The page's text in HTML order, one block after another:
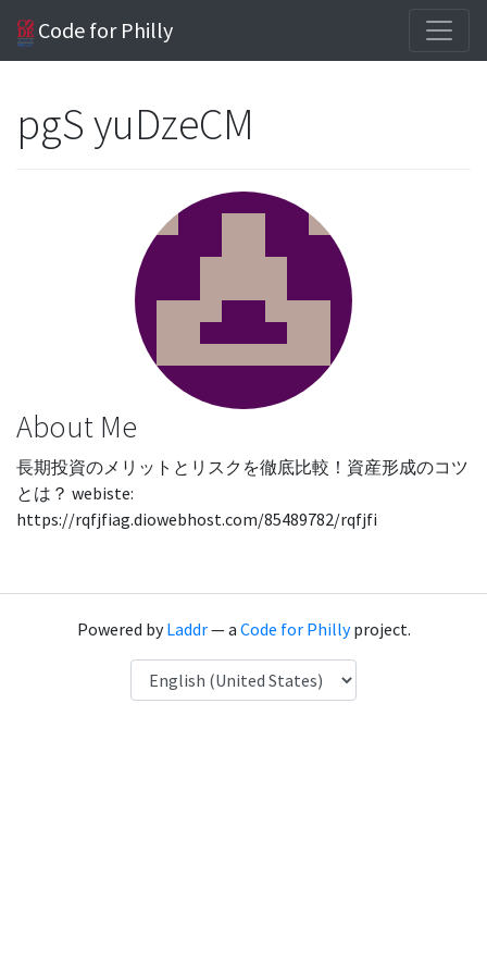
Code for Philly
pgS yuDzeCM
About Me
長期投資のメリットとリスクを徹底比較！資産形成のコツ
とは？ webiste:
https://rqfjfiag.diowebhost.com/85489782/rqfjfi
Powered byLaddr— a Code for Phillyproject.
Language